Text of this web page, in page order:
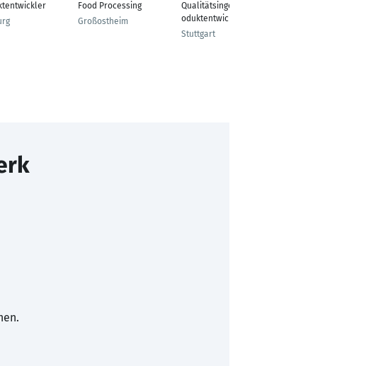
Food Processing
Großostheim
Qualitätsingenieur/Pr
oduktentwickler
Stuttgart